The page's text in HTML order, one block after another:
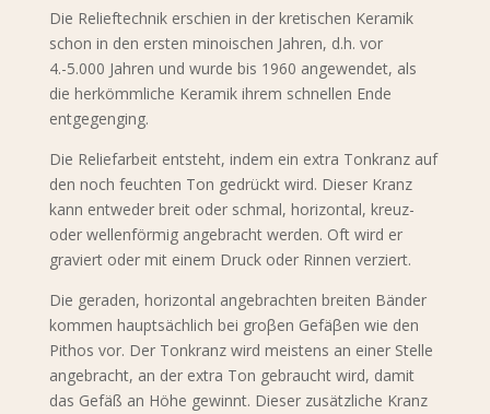
Die Relieftechnik erschien in der kretischen Keramik
schon in den ersten minoischen Jahren, d.h. vor
4.-5.000 Jahren und wurde bis 1960 angewendet, als
die herkömmliche Keramik ihrem schnellen Ende
entgegenging.
Die Reliefarbeit entsteht, indem ein extra Tonkranz auf
den noch feuchten Ton gedrückt wird. Dieser Kranz
kann entweder breit oder schmal, horizontal, kreuz-
oder wellenförmig angebracht werden. Oft wird er
graviert oder mit einem Druck oder Rinnen verziert.
Die geraden, horizontal angebrachten breiten Bänder
kommen hauptsächlich bei groβen Gefäβen wie den
Pithos vor. Der Tonkranz wird meistens an einer Stelle
angebracht, an der extra Ton gebraucht wird, damit
das Gefäß an Höhe gewinnt. Dieser zusätzliche Kranz